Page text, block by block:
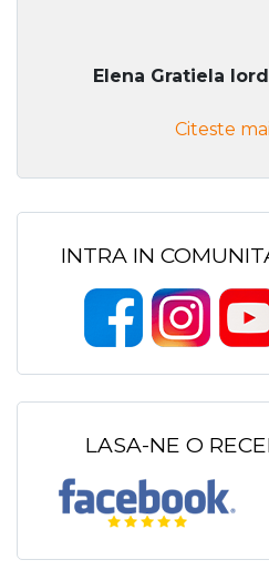
Elena Gratiela
Citeste
INTRA IN
LASA-NE O